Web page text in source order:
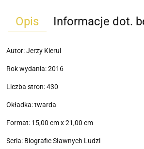
Opis Informacje dot.
Autor: Jerzy Kierul
Rok wydania: 2016
Liczba stron: 430
Okładka: twarda
Format: 15,00 cm x 21,00 cm
Seria: Biografie Sławnych Ludzi